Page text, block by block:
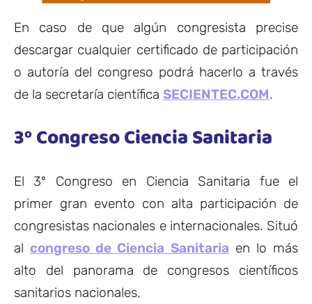
En caso de que algún congresista precise
descargar cualquier certificado de participación
o autoría del congreso podrá hacerlo a través
de la secretaría científica SECIENTEC.COM.
3º Congreso Ciencia Sanitaria
El 3º Congreso en Ciencia Sanitaria fue el
primer gran evento con alta participación de
congresistas nacionales e internacionales. Situó
al congreso de Ciencia Sanitaria en lo más
alto del panorama de congresos científicos
sanitarios nacionales.